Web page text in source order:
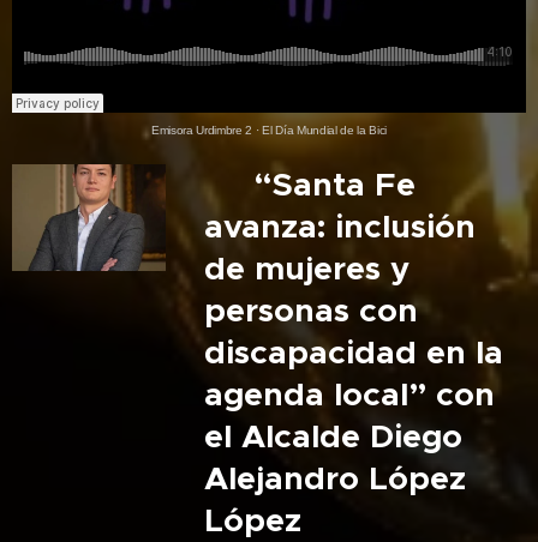
Emisora Urdimbre 2 ·El Día Mundial de la Bici
🎙️ “Santa Fe
avanza: inclusión
de mujeres y
personas con
discapacidad en la
agenda local” con
el Alcalde Diego
Alejandro López
López